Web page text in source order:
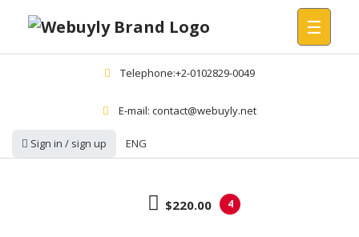
☰
Telephone:+2-0102829-0049
E-mail: contact@webuyly.net
Sign in / sign up ENG
4
$220.00